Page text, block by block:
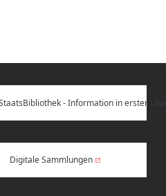
Digitale Sammlungen